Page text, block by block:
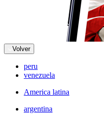
Volver
peru
venezuela
America latina
argentina